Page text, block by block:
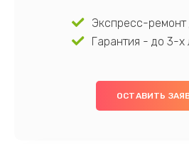
Экспресс-ремонт
Гарантия - до 3-х
ОСТАВИТЬ